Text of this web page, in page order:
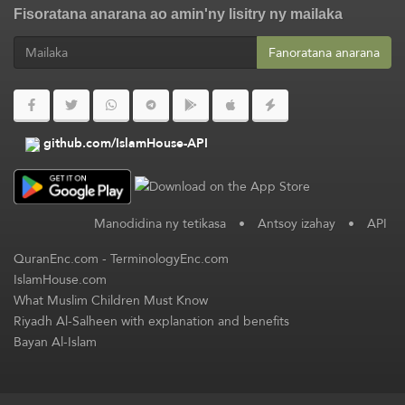
Fisoratana anarana ao amin'ny lisitry ny mailaka
Fanoratana anarana
github.com/IslamHouse-API
Manodidina ny tetikasa • Antsoy izahay • API
QuranEnc.com-TerminologyEnc.com
IslamHouse.com
What Muslim Children Must Know
Riyadh Al-Salheen with explanation and benefits
Bayan Al-Islam